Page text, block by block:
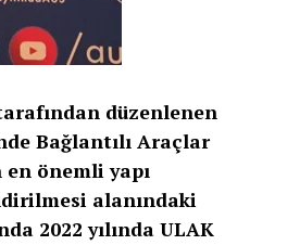
düzenlenen
Bağlantılı Araçlar
önemli yapı
alanındaki
2022 yılında ULAK